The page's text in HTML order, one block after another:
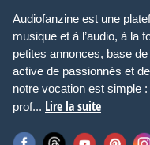
Audiofanzine est une
musique et à l’audio, à la
petites annonces, base
active de passionnés et
notre vocation est simple
prof... Lire la suite